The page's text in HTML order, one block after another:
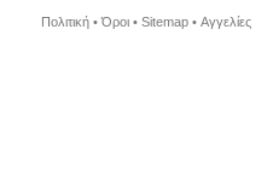
Πολιτική •Όροι • Sitemap • Αγγελίες